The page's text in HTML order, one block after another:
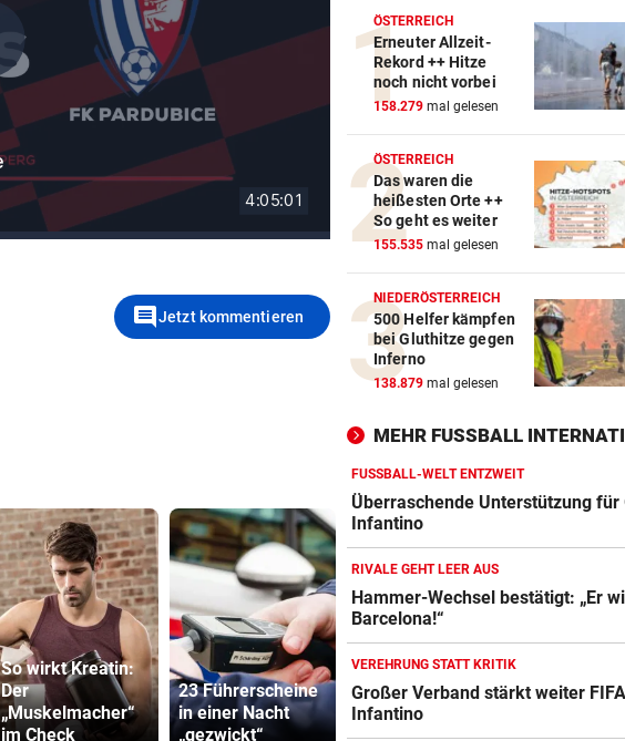
commentJetzt kommentieren
So wirkt Kreatin:
Der
„Muskelmacher“
im Check
23 Führerscheine
in einer Nacht
„gezwickt“
Erstmals seit
April: Schwärzler
im Viertelfinale
in tödliche
ÖSTERREICH
Erneuter Allzeit-
Rekord ++ Hitze
noch nicht vorbei
158.279 mal gelesen
ÖSTERREICH
Das waren die
heißesten Orte ++
So geht es weiter
155.535 mal gelesen
NIEDERÖSTERREICH
500 Helfer kämpfen
bei Gluthitze gegen
Inferno
138.879 mal gelesen
MEHR FUSSBALL
FUSSBALL-WELT ENTZWEIT
Überraschende Unterstützung für
Infantino
RIVALE GEHT LEER AUS
Hammer-Wechsel bestätigt: „Er
Barcelona!“
VEREHRUNG STATT KRITIK
Großer Verband stärkt weiter
Infantino